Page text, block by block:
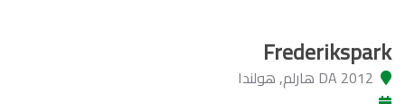
Frederikspark
2012 DA هارلم, هولندا